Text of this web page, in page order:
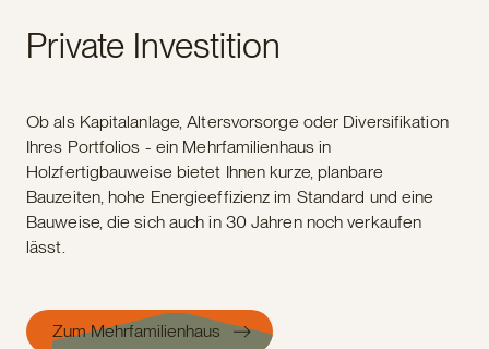
Private Investition
Ob als Kapitalanlage, Altersvorsorge oder Diversifikation
Ihres Portfolios - ein Mehrfamilienhaus in
Holzfertigbauweise bietet Ihnen kurze, planbare
Bauzeiten, hohe Energieeffizienz im Standard und eine
Bauweise, die sich auch in 30 Jahren noch verkaufen
lässt.
Zum Mehrfamilienhaus